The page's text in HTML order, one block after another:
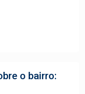
o bairro: